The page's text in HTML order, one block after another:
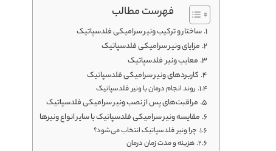
فهرست مطالب
ساختار و ترکیب ونیر سرامیکی فلدسپاتیک
مزایای ونیر سرامیکی فلدسپاتیک
معایب ونیر فلدسپاتیک
کاربردهای ونیر سرامیکی فلدسپاتیک
روند انجام درمان با ونیر فلدسپاتیک
مراقبت‌های پس از نصب ونیر سرامیکی فلدسپاتیک
مقایسه ونیر سرامیکی فلدسپاتیک با سایر انواع ونیرها
چرا ونیر فلدسپاتیک انتخاب می‌شود؟
هزینه و مدت زمان درمان